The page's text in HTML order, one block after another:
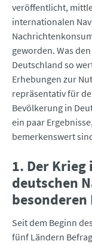
veröffentlicht,
internationalen
geworden. Was
Deutschland so
Erhebungen zur
repräsentativ für
Bevölkerung in
ein paar
bemerkenswert
1. Der
deutschen
besonderen
Seit dem Beginn
fünf Ländern